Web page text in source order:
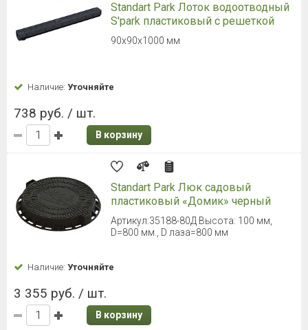
Standart Park Лоток водоотводный
S'park пластиковый с решеткой
90х90х1000 мм
Наличие: Уточняйте
738 руб. / шт.
В корзину
Standart Park Люк садовый
пластиковый «Домик» черный
Артикул:35188-80Д Высота: 100 мм,
D=800 мм., D лаза=800 мм
Наличие: Уточняйте
3 355 руб. / шт.
В корзину